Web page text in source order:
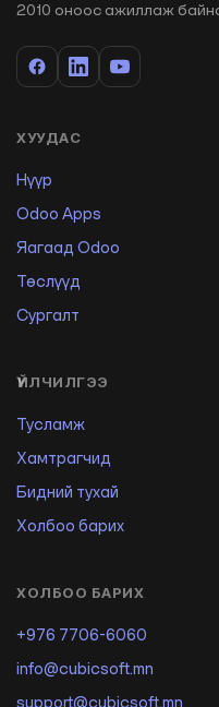
2010 оноос ажиллаж
ХУУДАС
Нүүр
Odoo Apps
Яагаад Odoo
Төслүүд
Сургалт
ҮЙЛЧИЛГЭЭ
Тусламж
Хамтрагчид
Бидний тухай
Холбоо барих
ХОЛБОО БАРИХ
+976 7706-6060
info@cubicsoft.mn
support@cubicsoft.mn